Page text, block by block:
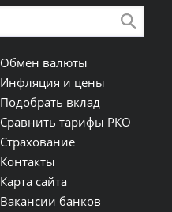
Обмен валюты
Инфляция и цены
Подобрать вклад
Сравнить тарифы РКО
Страхование
Контакты
Карта сайта
Вакансии банков